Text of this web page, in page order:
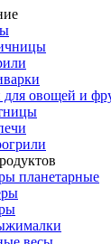
овощей и
планетарные